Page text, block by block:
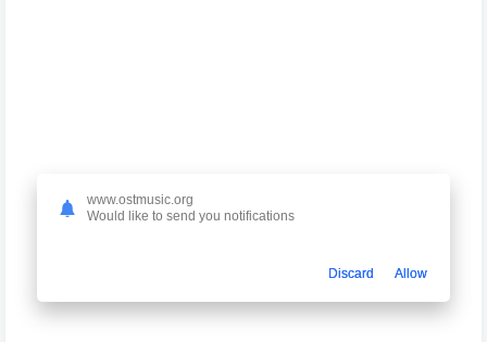
www.ostmusic.org
Would like to send you notifications
Discard Allow